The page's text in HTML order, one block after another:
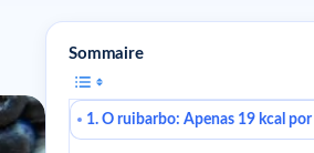
Sommaire
1. O ruibarbo: Apenas 19 kcal